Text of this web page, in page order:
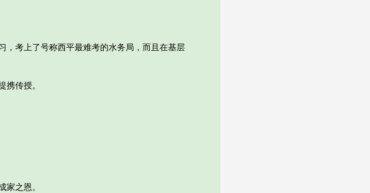
考上了号称西平最难考的水务局，而且在基层
传授。
之恩。